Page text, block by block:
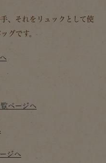
、それをリュックとして使
グです。
ページへ
ジへ